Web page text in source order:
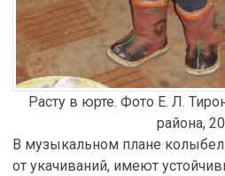
Расту в юрте. Фото Е. Л.
района,
В музыкальном плане
от укачиваний, имеют